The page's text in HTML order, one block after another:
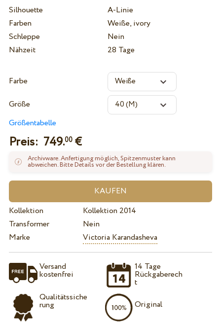
Silhouette
A-Linie
Farben
Weiße, ivory
Schleppe
Nein
Nähzeit
28 Tage
Farbe
Größe
Größentabelle
Preis: 749.00€
Archivware. Anfertigung möglich, Spitzenmuster kann
abweichen. Bitte Details vor der Bestellung klären.
Kollektion
Kollektion 2014
Transformer
Nein
Marke
Victoria Karandasheva
Versand
kostenfrei
Qualitätssiche
rung
14 Tage
Rückgaberech
t
Original